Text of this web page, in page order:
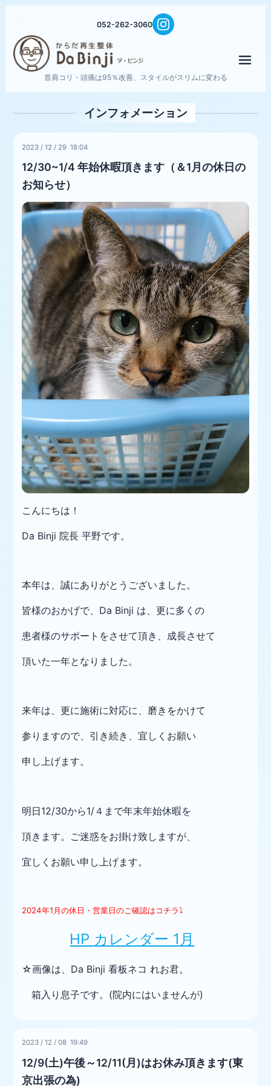
052-262-3060
首肩コリ・頭痛は95％改善、スタイルがスリムに変わる
インフォメーション
2023 /12 / 29 18:04
12/30~1/4 年始休暇頂きます（＆1月の休日の
お知らせ）
こんにちは！
Da Binji 院長 平野です。
本年は、誠にありがとうございました。
皆様のおかげで、Da Binji は、更に多くの
患者様のサポートをさせて頂き、成長させて
頂いた一年となりました。
来年は、更に施術に対応に、磨きをかけて
参りますので、引き続き、宜しくお願い
申し上げます。
明日12/30から1/４まで年末年始休暇を
頂きます。ご迷惑をお掛け致しますが、
宜しくお願い申し上げます。
2024年1月の休日・営業日のご確認はコチラ⤵
HP カレンダー 1月
☆画像は、Da Binji 看板ネコ れお君。
箱入り息子です。(院内にはいませんが)
2023 /12 /08 19:49
12/9(土)午後～12/11(月)はお休み頂きます(東
京出張の為)